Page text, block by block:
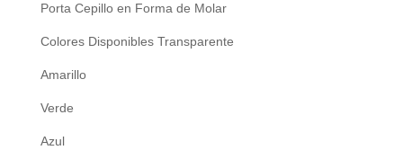
Porta Cepillo en Forma de Molar
Colores Disponibles Transparente
Amarillo
Verde
Azul